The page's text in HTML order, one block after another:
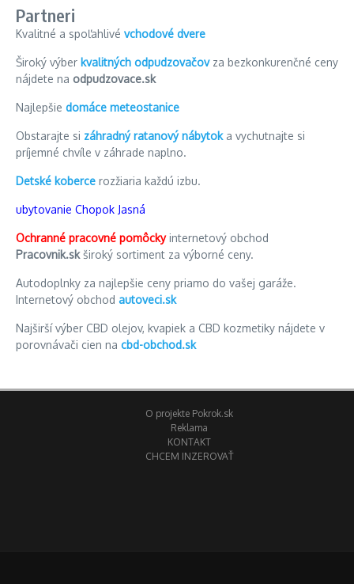
Partneri
Kvalitné a spoľahlivé vchodové dvere
Široký výber kvalitných odpudzovačovza bezkonkurenčné ceny
nájdete na odpudzovace.sk
Najlepšie domáce meteostanice
Obstarajte si záhradný ratanový nábytoka vychutnajte si
príjemné chvíle v záhrade naplno.
Detské koberce rozžiaria každú izbu.
ubytovanie Chopok Jasná
Ochranné pracovné pomôckyinternetový obchod
Pracovnik.skširoký sortiment za výborné ceny.
Autodoplnky za najlepšie ceny priamo do vašej garáže.
Internetový obchod autoveci.sk
Najširší výber CBD olejov, kvapiek a CBD kozmetiky nájdete v
porovnávači cien na cbd-obchod.sk
O projekte Pokrok.sk
Reklama
KONTAKT
CHCEM INZEROVAŤ